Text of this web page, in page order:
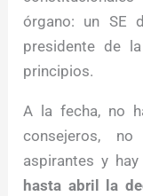
órgano: un SE
presidente de
principios.
A la fecha, no
consejeros,
aspirantes y
hasta abril la